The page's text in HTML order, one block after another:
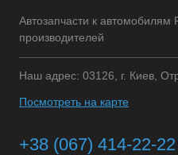
Автозапчасти к автомобилям
производителей
Наш адрес: 03126, г. Киев,
Посмотреть на карте
+38 (067) 414-22-22